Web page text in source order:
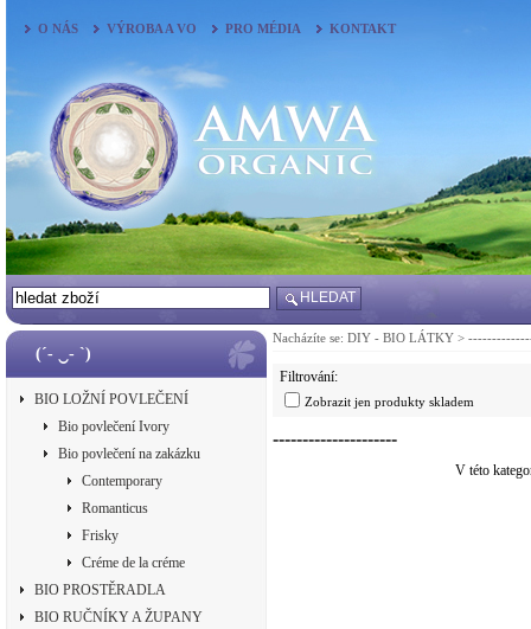
O NÁS VÝROBA A VO PRO MÉDIA KONTAKT
HLEDAT
(´- ‿- `)
BIO LOŽNÍ POVLEČENÍ
Bio povlečení Ivory
Bio povlečení na zakázku
Contemporary
Romanticus
Frisky
Créme de la créme
BIO PROSTĚRADLA
BIO RUČNÍKY A ŽUPANY
Nacházíte se: DIY - BIO LÁTKY >
Filtrování:
Zobrazit jen produkty skladem
---------------------
V této